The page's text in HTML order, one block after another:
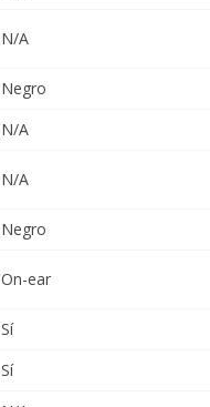
N/A
Negro
N/A
N/A
Negro
On-ear
Sí
Sí